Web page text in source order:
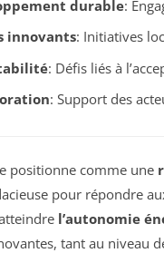
durable:
innovants: Initiatives
: Défis liés à
: Support des
positionne comme une
pour répondre
l’autonomie
tant au niveau